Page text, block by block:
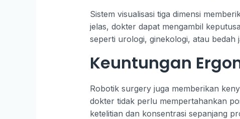
Sistem visualisasi tiga dimensi
jelas, dokter dapat mengambil
seperti urologi, ginekologi, atau bedah
Keuntungan
Robotik surgery juga memberikan
dokter tidak perlu mempertahankan
ketelitian dan konsentrasi sepanjang